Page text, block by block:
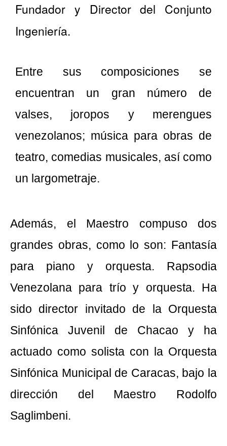
Fundador y Director del Conjunto
Ingeniería.
Entre sus composiciones se
encuentran un gran número de
valses, joropos y merengues
venezolanos; música para obras de
teatro, comedias musicales, así como
un largometraje.
Además, el Maestro compuso dos
grandes obras, como lo son: Fantasía
para piano y orquesta. Rapsodia
Venezolana para trío y orquesta. Ha
sido director invitado de la Orquesta
Sinfónica Juvenil de Chacao y ha
actuado como solista con la Orquesta
Sinfónica Municipal de Caracas, bajo la
dirección del Maestro Rodolfo
Saglimbeni.